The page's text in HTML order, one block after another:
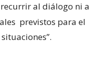
al diálogo ni a
previstos para el